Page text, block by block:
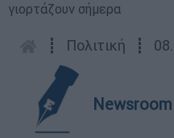
γιορτάζουν σήμερα
┋ Πολιτική ┋
Newsroom